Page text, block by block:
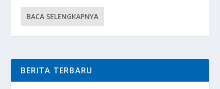
BACA SELENGKAPNYA
BERITA TERBARU